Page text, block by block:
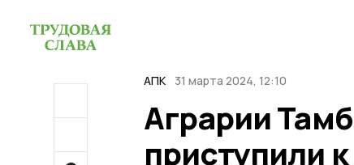
АПК 31 марта 2024, 12:10
Аграрии
приступили